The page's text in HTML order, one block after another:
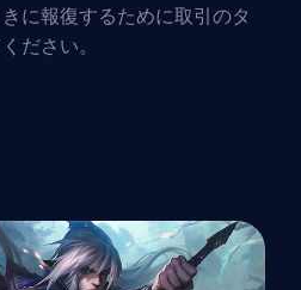
に報復するために取引のタ
ださい。